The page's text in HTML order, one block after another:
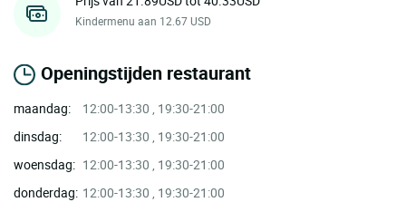
Kindermenu aan 12.67 USD
Openingstijden restaurant
maandag:
12:00-13:30 , 19:30-21:00
dinsdag:
12:00-13:30 , 19:30-21:00
woensdag: 12:00-13:30 , 19:30-21:00
donderdag: 12:00-13:30 , 19:30-21:00